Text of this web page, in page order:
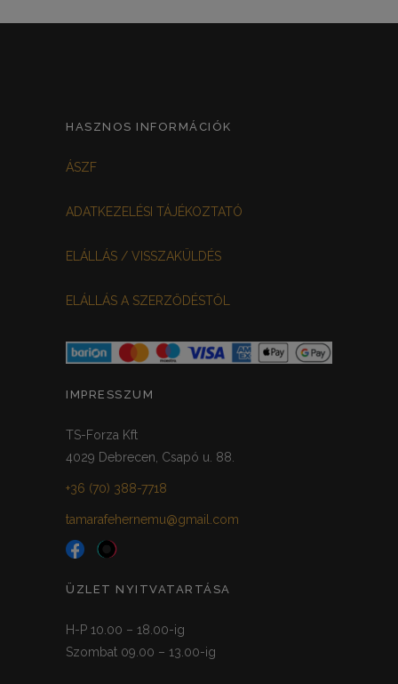
HASZNOS INFORMÁCIÓK
ÁSZF
ADATKEZELÉSI TÁJÉKOZTATÓ
ELÁLLÁS / VISSZAKÜLDÉS
ELÁLLÁS A SZERZŐDÉSTŐL
IMPRESSZUM
TS-Forza Kft
4029 Debrecen, Csapó u. 88.
+36 (70) 388-7718
tamarafehernemu@gmail.com
ÜZLET NYITVATARTÁSA
H-P 10.00 – 18.00-ig
Szombat 09.00 – 13.00-ig